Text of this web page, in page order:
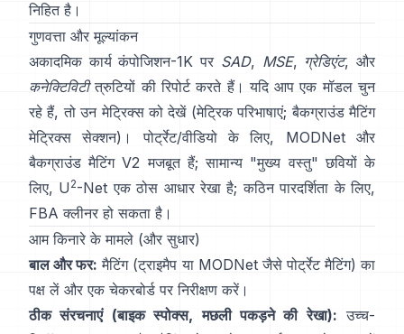
निहित है।
गुणवत्ता और मूल्यांकन
अकादमिक कार्यकंपोजिशन-1K पर SAD, MSE, ग्रेडिएंट, और
कनेक्टिविटीत्रुटियों की रिपोर्ट करते हैं। यदि आप एक मॉडल चुन
रहे हैं, तो उन मेट्रिक्स को देखें (मेट्रिक परिभाषाएं; बैकग्राउंड मैटिंग
मेट्रिक्स सेक्शन)। पोर्ट्रेट/वीडियो के लिए, MODNetऔर
बैकग्राउंड मैटिंग V2 मजबूत हैं; सामान्य "मुख्य वस्तु" छवियों के
लिए, U 2-Net एक ठोस आधार रेखा है; कठिन पारदर्शिता के लिए,
FBA क्लीनर हो सकता है।
आम किनारे के मामले (और सुधार)
बाल और फर: मैटिंग (ट्राइमैप या MODNetजैसे पोर्ट्रेट मैटिंग) का
पक्ष लें और एक चेकरबोर्ड पर निरीक्षण करें।
ठीक संरचनाएं (बाइक स्पोक्स, मछली पकड़ने की रेखा): उच्च-